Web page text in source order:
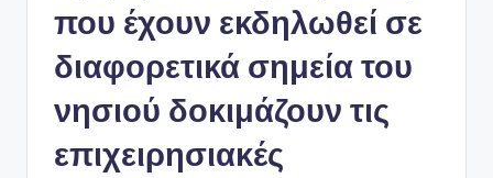
που έχουν εκδηλωθεί σε
διαφορετικά σημεία του
νησιού δοκιμάζουν τις
επιχειρησιακές